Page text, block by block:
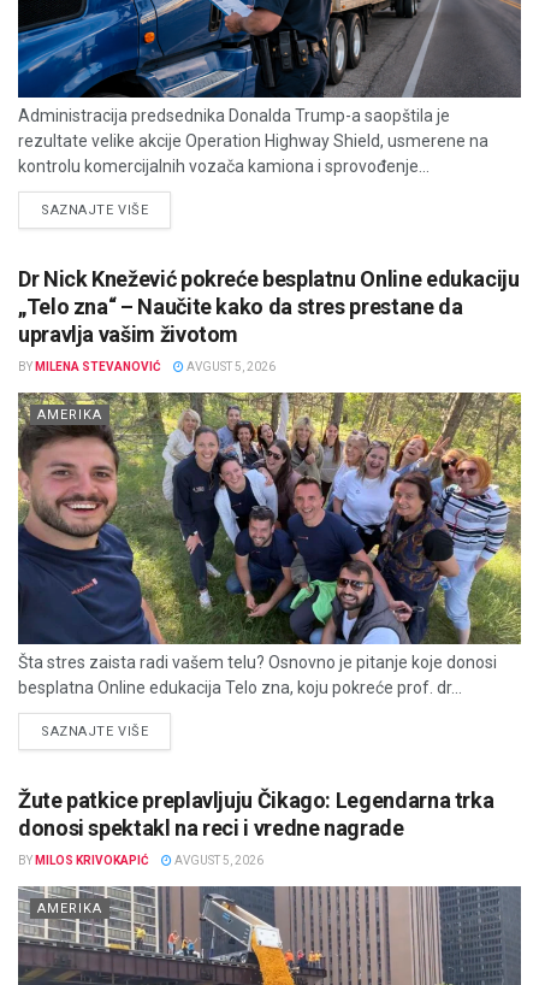
Administracija predsednika Donalda Trump-a saopštila je
rezultate velike akcije Operation Highway Shield, usmerene na
kontrolu komercijalnih vozača kamiona i sprovođenje...
SAZNAJTE VIŠEDETAILS
Dr Nick Knežević pokreće besplatnu Online edukaciju
„Telo zna“ – Naučite kako da stres prestane da
upravlja vašim životom
BY MILENA STEVANOVIĆ AVGUST 5, 2026
AMERIKA
Šta stres zaista radi vašem telu? Osnovno je pitanje koje donosi
besplatna Online edukacija Telo zna, koju pokreće prof. dr...
SAZNAJTE VIŠEDETAILS
Žute patkice preplavljuju Čikago: Legendarna trka
donosi spektakl na reci i vredne nagrade
BY MILOS KRIVOKAPIĆ AVGUST 5, 2026
AMERIKA